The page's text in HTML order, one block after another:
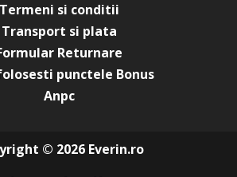
Termeni si conditii
Transport si plata
Returnare
punctele Bonus
Anpc
© 2026 Everin.ro